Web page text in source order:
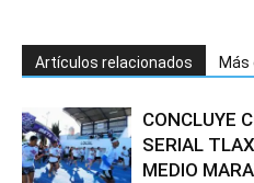
Artículos relacionados Más
CONCLUYE
SERIAL
MEDIO